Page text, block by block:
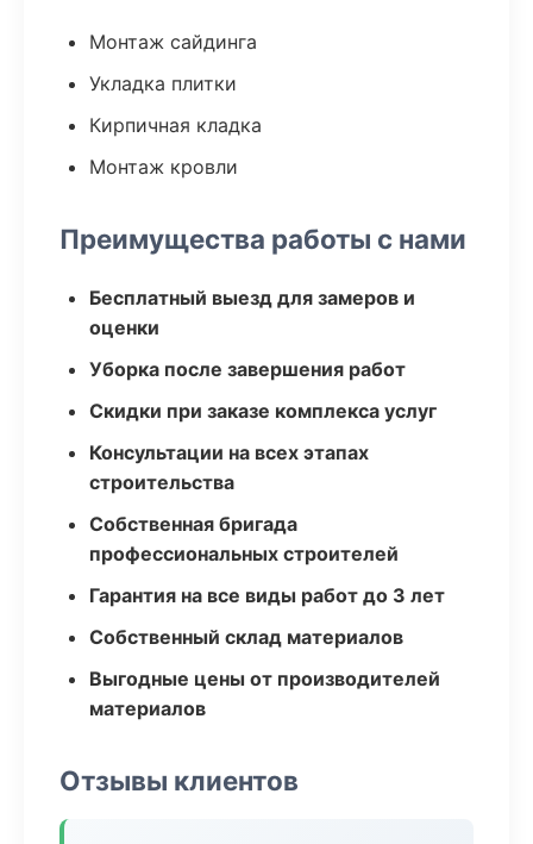
Монтаж сайдинга
Укладка плитки
Кирпичная кладка
Монтаж кровли
Преимущества работы с нами
Бесплатный выезд для замеров и
оценки
Уборка после завершения работ
Скидки при заказе комплекса услуг
Консультации на всех этапах
строительства
Собственная бригада
профессиональных строителей
Гарантия на все виды работ до 3 лет
Собственный склад материалов
Выгодные цены от производителей
материалов
Отзывы клиентов